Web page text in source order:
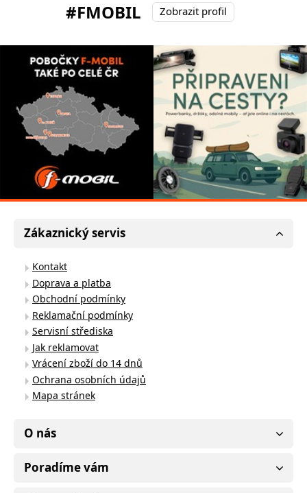
#FMOBIL
Zobrazit profil
Zákaznický servis
Kontakt
Doprava a platba
Obchodní podmínky
Reklamační podmínky
Servisní střediska
Jak reklamovat
Vrácení zboží do 14 dnů
Ochrana osobních údajů
Mapa stránek
O nás
Poradíme vám